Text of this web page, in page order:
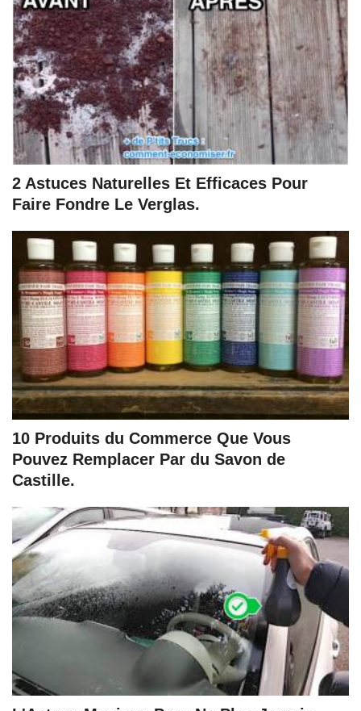
2 Astuces Naturelles Et Efficaces Pour
Faire Fondre Le Verglas.
10 Produits du Commerce Que Vous
Pouvez Remplacer Par du Savon de
Castille.